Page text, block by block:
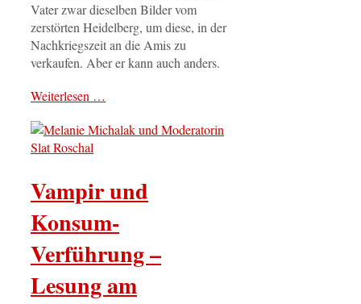
Vater zwar dieselben Bilder vom
zerstörten Heidelberg, um diese, in der
Nachkriegszeit an die Amis zu
verkaufen. Aber er kann auch anders.
Weiterlesen …
Vampir und
Konsum-
Verführung –
Lesung am